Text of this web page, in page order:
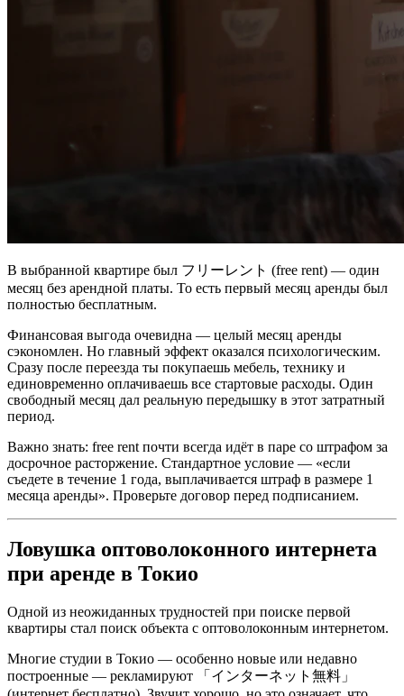
В выбранной квартире был フリーレント (free rent) — один
месяц без арендной платы. То есть первый месяц аренды был
полностью бесплатным.
Финансовая выгода очевидна — целый месяц аренды
сэкономлен. Но главный эффект оказался психологическим.
Сразу после переезда ты покупаешь мебель, технику и
единовременно оплачиваешь все стартовые расходы. Один
свободный месяц дал реальную передышку в этот затратный
период.
Важно знать: free rent почти всегда идёт в паре со штрафом за
досрочное расторжение. Стандартное условие — «если
съедете в течение 1 года, выплачивается штраф в размере 1
месяца аренды». Проверьте договор перед подписанием.
Ловушка оптоволоконного интернета
при аренде в Токио
Одной из неожиданных трудностей при поиске первой
квартиры стал поиск объекта с оптоволоконным интернетом.
Многие студии в Токио — особенно новые или недавно
построенные — рекламируют 「インターネット無料」